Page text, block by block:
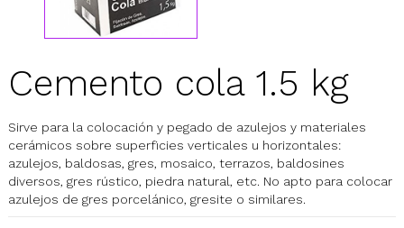
Cemento cola 1.5 kg
Sirve para la colocación y pegado de azulejos y materiales
cerámicos sobre superficies verticales u horizontales:
azulejos, baldosas, gres, mosaico, terrazos, baldosines
diversos, gres rústico, piedra natural, etc. No apto para colocar
azulejos de gres porcelánico, gresite o similares.